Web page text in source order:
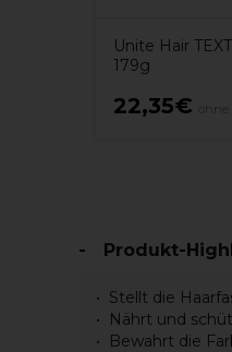
Unite Hair
179g
22,35€
Produkt-
Stellt die
Nährt und
Bewahrt die